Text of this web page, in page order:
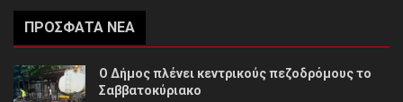
ΠΡΌΣΦΑΤΑ ΝΈΑ
Ο Δήμος πλένει κεντρικούς πεζοδρόμους το
Σαββατοκύριακο